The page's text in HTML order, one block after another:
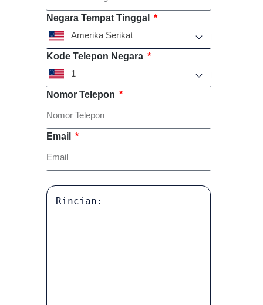
Negara Tempat Tinggal
Amerika Serikat
Kode Telepon Negara
1
Nomor Telepon
Email